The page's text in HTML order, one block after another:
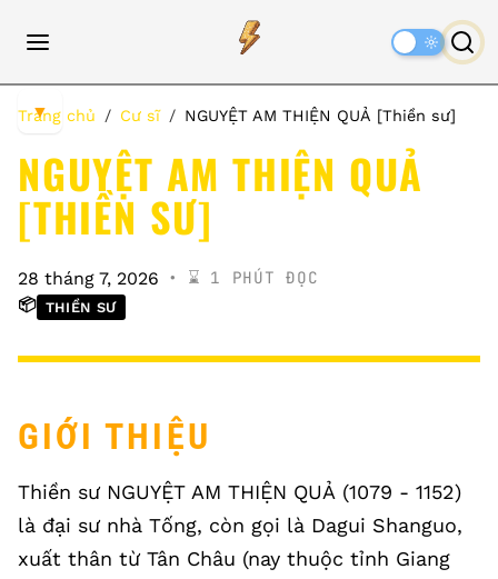
Trang chủ Cư sĩ NGUYỆT AM THIỆN QUẢ [Thiền sư]
NGUYỆT AM THIỆN QUẢ
[THIỀN SƯ]
28 tháng 7, 2026 ⌛️ 1 PHÚT ĐỌC
📦 THIỀN SƯ
GIỚI THIỆU
Thiền sư NGUYỆT AM THIỆN QUẢ (1079 - 1152)
là đại sư nhà Tống, còn gọi là Dagui Shanguo,
xuất thân từ Tân Châu (nay thuộc tỉnh Giang
▼